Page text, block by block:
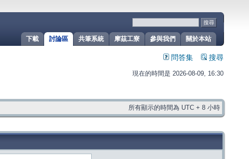
關於本站
參與我們
摩茲工寮
共筆系統
討論區
下載
問答集 搜尋
現在的時間是 2026-08-09, 16:30
所有顯示的時間為 UTC + 8 小時